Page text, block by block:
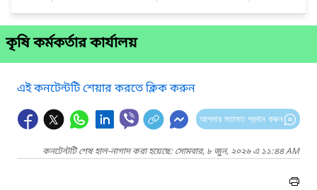
কৃষি কর্মকর্তার কার্যালয়
এই কনটেন্টটি শেয়ার করতে ক্লিক করুন
আপনার মতামত প্রদান করুন
কনটেন্টটি শেষ হাল-নাগাদ করা হয়েছে: সোমবার, ৮ জুন, ২০২৬ এ ১১:৪৪ AM